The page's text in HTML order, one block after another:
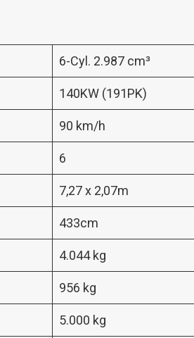
6-Cyl. 2.987 cm³
140KW (191PK)
90 km/h
6
7,27 x 2,07m
433cm
4.044 kg
956 kg
5.000 kg